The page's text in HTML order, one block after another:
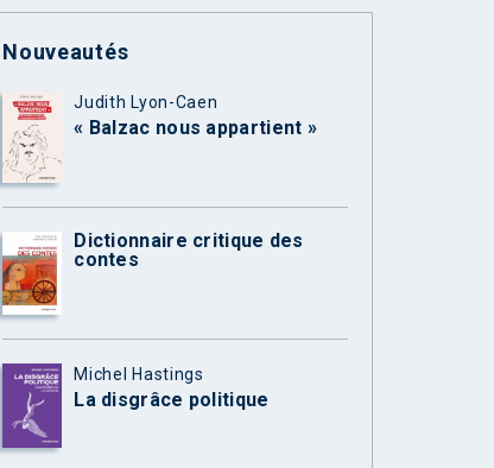
Nouveautés
Judith Lyon-Caen
« Balzac nous appartient »
Dictionnaire critique des
contes
Michel Hastings
La disgrâce politique